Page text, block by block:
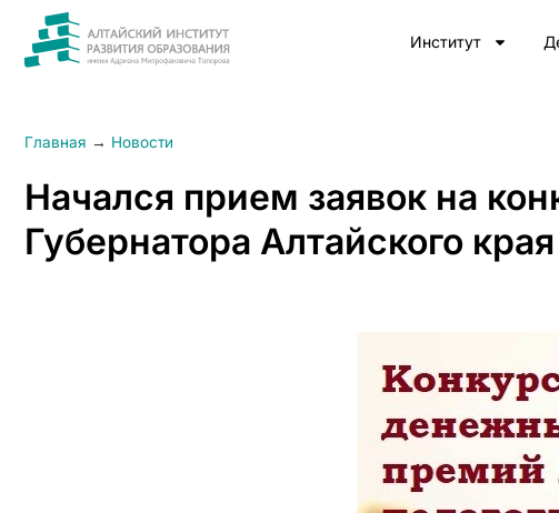
Институт
Главная → Новости
Начался прием заявок на
Губернатора Алтайского края